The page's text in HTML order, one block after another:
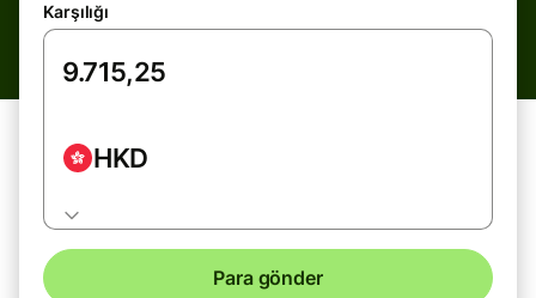
Karşılığı
HKD
Para gönder